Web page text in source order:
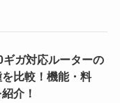
ギガ対応ルーターの
比較！機能・料
介！